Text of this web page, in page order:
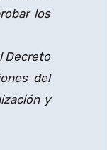
los
Decreto
del
y